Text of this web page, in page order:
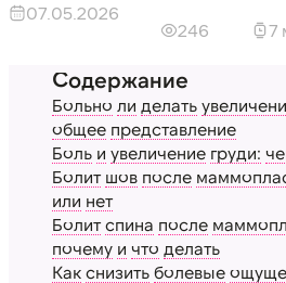
07.05.2026
246
7
Больно ли делать
общее представление
Боль и увеличение груди:
Болит шов после
или нет
Болит спина после
почему и что делать
Как снизить болевые